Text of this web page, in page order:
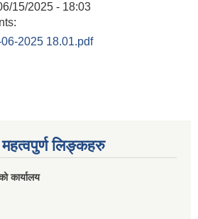
15/2025 - 18:03
2025 18.01.pdf
लिङ्कहरु
कार्यालय